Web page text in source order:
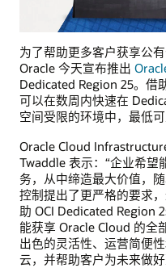
为了帮助更多客户获享公
Oracle 今天宣布推出
Dedicated Region 25。借
可以在数周内快速在
空间受限的环境中，最低可
Oracle Cloud
Twaddle 表示：“企业希望
务，从中缔造最大价值，
控制提出了更严格的要求
助 OCI Dedicated Region
能获享 Oracle Cloud 的全
出色的灵活性、运营简便
云，并帮助客户为未来做